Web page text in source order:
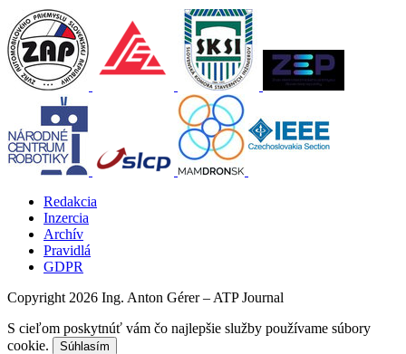
Redakcia
Inzercia
Archív
Pravidlá
GDPR
Copyright 2026 Ing. Anton Gérer – ATP Journal
S cieľom poskytnúť vám čo najlepšie služby používame súbory
cookie.
Súhlasím